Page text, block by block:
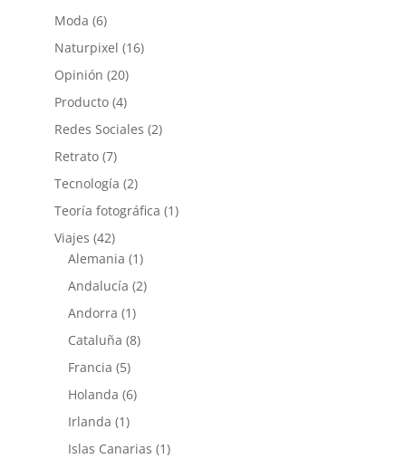
Moda (6)
Naturpixel (16)
Opinión (20)
Producto(4)
Redes Sociales (2)
Retrato(7)
Tecnología (2)
Teoría fotográfica (1)
Viajes (42)
Alemania (1)
Andalucía (2)
Andorra (1)
Cataluña (8)
Francia (5)
Holanda (6)
Irlanda (1)
Islas Canarias (1)